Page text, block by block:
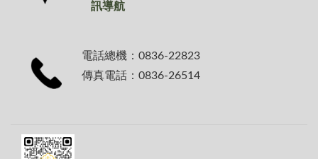
訊導航
電話總機：0836-22823
傳真電話：0836-26514